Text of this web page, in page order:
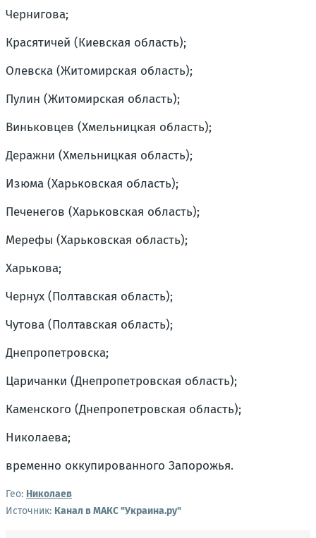
Чернигова;
Красятичей (Киевская область);
Олевска (Житомирская область);
Пулин (Житомирская область);
Виньковцев (Хмельницкая область);
Деражни (Хмельницкая область);
Изюма (Харьковская область);
Печенегов (Харьковская область);
Мерефы (Харьковская область);
Харькова;
Чернух (Полтавская область);
Чутова (Полтавская область);
Днепропетровска;
Царичанки (Днепропетровская область);
Каменского (Днепропетровская область);
Николаева;
временно оккупированного Запорожья.
Гео: Николаев
Источник: Канал в МАКС "Украина.ру"